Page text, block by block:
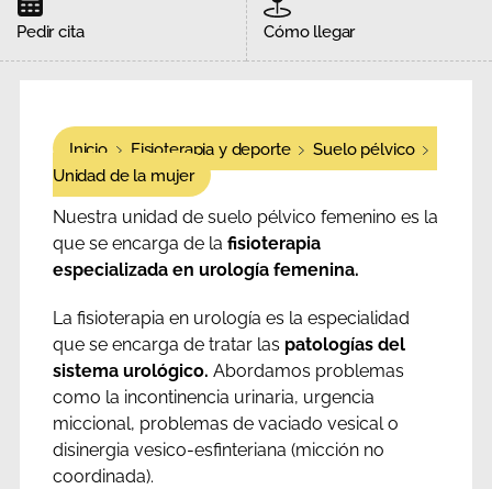
Pedir cita Cómo llegar
Inicio Fisioterapia y deporte
Suelo pélvico
Unidad de la mujer
Nuestra unidad de suelo pélvico femenino es la
que se encarga de la fisioterapia
especializada en urología femenina.
La fisioterapia en urología es la especialidad
que se encarga de tratar las patologías del
sistema urológico. Abordamos problemas
como la incontinencia urinaria, urgencia
miccional, problemas de vaciado vesical o
disinergia vesico-esfinteriana (micción no
coordinada).